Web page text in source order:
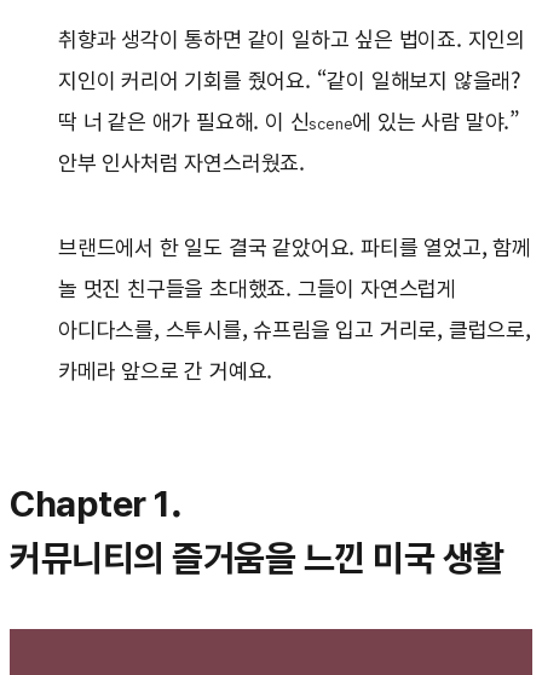
취향과 생각이 통하면 같이 일하고 싶은 법이죠. 지인의
지인이 커리어 기회를 줬어요. “같이 일해보지 않을래?
딱 너 같은 애가 필요해. 이 신scene에 있는 사람 말야.”
안부 인사처럼 자연스러웠죠.
브랜드에서 한 일도 결국 같았어요. 파티를 열었고, 함께
놀 멋진 친구들을 초대했죠. 그들이 자연스럽게
아디다스를, 스투시를, 슈프림을 입고 거리로, 클럽으로,
카메라 앞으로 간 거예요.
Chapter 1.
커뮤니티의 즐거움을 느낀 미국 생활